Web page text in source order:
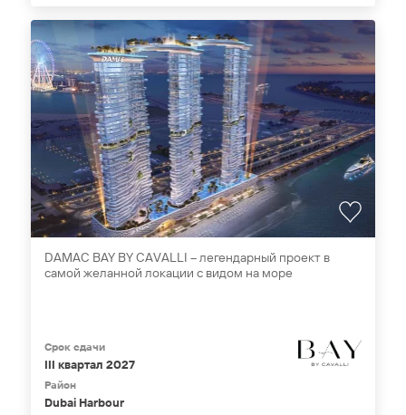
DAMAC BAY BY CAVALLI – легендарный проект в
самой желанной локации с видом на море
Срок сдачи
III квартал 2027
Район
Dubai Harbour